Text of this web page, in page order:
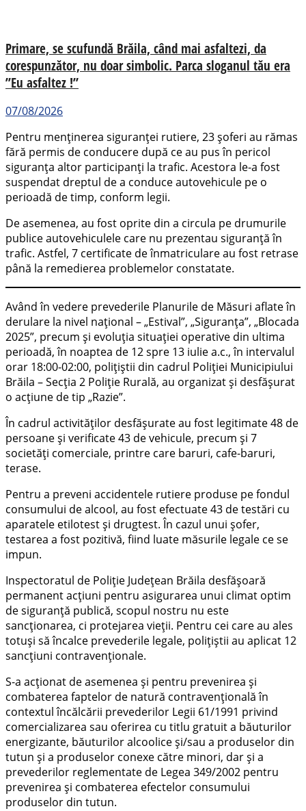
Primare, se scufundă Brăila, când mai asfaltezi, da
corespunzător, nu doar simbolic. Parca sloganul tău era
”Eu asfaltez !”
07/08/2026
Pentru menținerea siguranței rutiere, 23 șoferi au rămas
fără permis de conducere după ce au pus în pericol
siguranța altor participanți la trafic. Acestora le-a fost
suspendat dreptul de a conduce autovehicule pe o
perioadă de timp, conform legii.
De asemenea, au fost oprite din a circula pe drumurile
publice autovehiculele care nu prezentau siguranță în
trafic. Astfel, 7 certificate de înmatriculare au fost retrase
până la remedierea problemelor constatate.
Având în vedere prevederile Planurile de Măsuri aflate în
derulare la nivel național – „Estival”, „Siguranța”, „Blocada
2025”, precum și evoluția situației operative din ultima
perioadă, în noaptea de 12 spre 13 iulie a.c., în intervalul
orar 18:00-02:00, polițiștii din cadrul Poliției Municipiului
Brăila – Secția 2 Poliție Rurală, au organizat și desfășurat
o acțiune de tip „Razie”.
În cadrul activităților desfășurate au fost legitimate 48 de
persoane și verificate 43 de vehicule, precum și 7
societăți comerciale, printre care baruri, cafe-baruri,
terase.
Pentru a preveni accidentele rutiere produse pe fondul
consumului de alcool, au fost efectuate 43 de testări cu
aparatele etilotest și drugtest. În cazul unui șofer,
testarea a fost pozitivă, fiind luate măsurile legale ce se
impun.
Inspectoratul de Poliție Județean Brăila desfășoară
permanent acțiuni pentru asigurarea unui climat optim
de siguranță publică, scopul nostru nu este
sancționarea, ci protejarea vieții. Pentru cei care au ales
totuși să încalce prevederile legale, polițiștii au aplicat 12
sancțiuni contravenționale.
S-a acționat de asemenea și pentru prevenirea și
combaterea faptelor de natură contravențională în
contextul încălcării prevederilor Legii 61/1991 privind
comercializarea sau oferirea cu titlu gratuit a băuturilor
energizante, băuturilor alcoolice și/sau a produselor din
tutun și a produselor conexe către minori, dar și a
prevederilor reglementate de Legea 349/2002 pentru
prevenirea și combaterea efectelor consumului
produselor din tutun.